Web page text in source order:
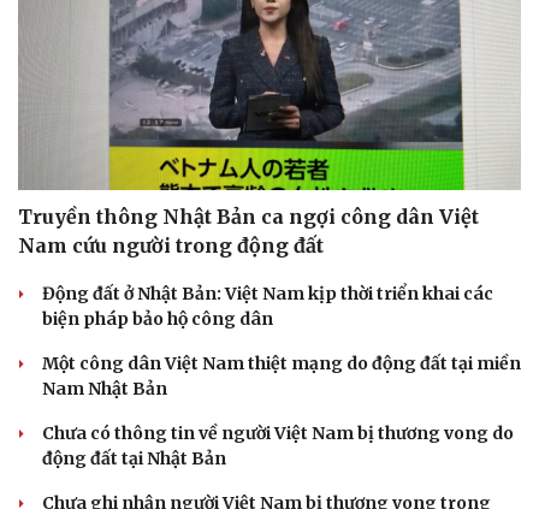
Truyền thông Nhật Bản ca ngợi công dân Việt
Nam cứu người trong động đất
Động đất ở Nhật Bản: Việt Nam kịp thời triển khai các
biện pháp bảo hộ công dân
Một công dân Việt Nam thiệt mạng do động đất tại miền
Nam Nhật Bản
Chưa có thông tin về người Việt Nam bị thương vong do
động đất tại Nhật Bản
Chưa ghi nhận người Việt Nam bị thương vong trong